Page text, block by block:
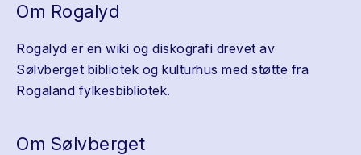
Om Rogalyd
Rogalyd er en wiki og diskografi drevet av
Sølvberget bibliotek og kulturhus med støtte fra
Rogaland fylkesbibliotek.
Om Sølvberget